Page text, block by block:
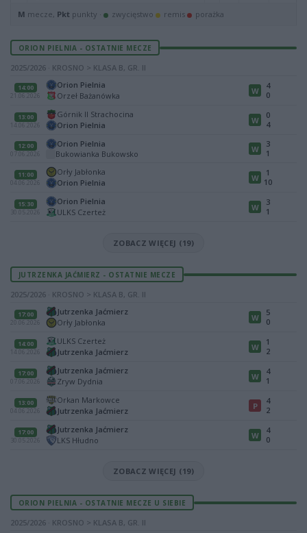
M mecze, Pkt punkty · zwycięstwo remis porażka
ORION PIELNIA - OSTATNIE MECZE
2025/2026 · KROSNO > KLASA B, GR. II
14:00
21.06.2026
Orion Pielnia
Orzeł Bażanówka
W
4
0
13:00
14.06.2026
Górnik II Strachocina
Orion Pielnia
W
0
4
12:00
07.06.2026
Orion Pielnia
Bukowianka Bukowsko
W
3
1
11:00
04.06.2026
Orły Jabłonka
Orion Pielnia
W
1
10
15:30
30.05.2026
Orion Pielnia
ULKS Czerteż
W
3
1
ZOBACZ WIĘCEJ (19)
JUTRZENKA JAĆMIERZ - OSTATNIE MECZE
2025/2026 · KROSNO > KLASA B, GR. II
17:00
20.06.2026
Jutrzenka Jaćmierz
Orły Jabłonka
W
5
0
14:00
14.06.2026
ULKS Czerteż
Jutrzenka Jaćmierz
W
1
2
17:00
07.06.2026
Jutrzenka Jaćmierz
Zryw Dydnia
W
4
1
13:00
04.06.2026
Orkan Markowce
Jutrzenka Jaćmierz
P
4
2
17:00
30.05.2026
Jutrzenka Jaćmierz
LKS Hłudno
W
4
0
ZOBACZ WIĘCEJ (19)
ORION PIELNIA - OSTATNIE MECZE U SIEBIE
2025/2026 · KROSNO > KLASA B, GR. II